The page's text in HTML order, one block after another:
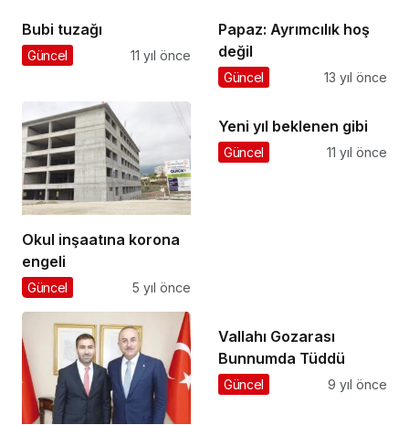
Bubi tuzağı
Güncel 11 yıl önce
Papaz: Ayrımcılık hoş
değil
Güncel 13 yıl önce
Okul inşaatına korona
engeli
Güncel 5 yıl önce
Yeni yıl beklenen gibi
Güncel 11 yıl önce
Vallahı Gozarası
Bunnumda Tüddü
Güncel 9 yıl önce